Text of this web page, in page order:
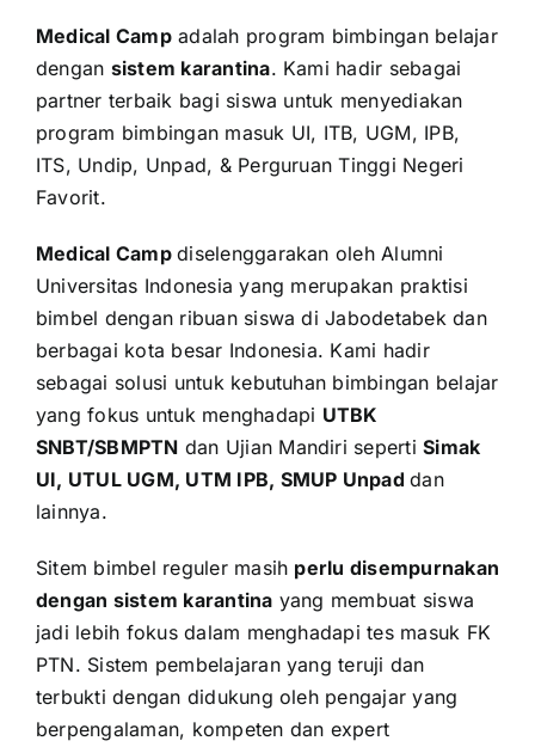
Medical Campadalah program bimbingan belajar
dengan sistem karantina. Kami hadir sebagai
partner terbaik bagi siswa untuk menyediakan
program bimbingan masuk UI, ITB, UGM, IPB,
ITS, Undip, Unpad, & Perguruan Tinggi Negeri
Favorit.
Medical Campdiselenggarakan oleh Alumni
Universitas Indonesia yang merupakan praktisi
bimbel dengan ribuan siswa di Jabodetabek dan
berbagai kota besar Indonesia. Kami hadir
sebagai solusi untuk kebutuhan bimbingan belajar
yang fokus untuk menghadapi UTBK
SNBT/SBMPTN dan Ujian Mandiri sepertiSimak
UI, UTUL UGM, UTM IPB, SMUP Unpaddan
lainnya.
Sitem bimbel reguler masih perlu disempurnakan
dengan sistem karantina yang membuat siswa
jadi lebih fokus dalam menghadapi tes masuk FK
PTN. Sistem pembelajaran yang teruji dan
terbukti dengan didukung oleh pengajar yang
berpengalaman, kompeten dan expert